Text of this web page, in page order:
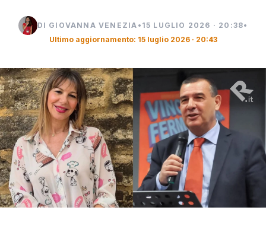
DI GIOVANNA VENEZIA • 15 LUGLIO 2026 · 20:38•
Ultimo aggiornamento: 15 luglio 2026 · 20:43